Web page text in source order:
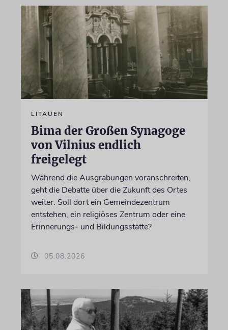
LITAUEN
Bima der Großen Synagoge
von Vilnius endlich
freigelegt
Während die Ausgrabungen voranschreiten,
geht die Debatte über die Zukunft des Ortes
weiter. Soll dort ein Gemeindezentrum
entstehen, ein religiöses Zentrum oder eine
Erinnerungs- und Bildungsstätte?
05.08.2026